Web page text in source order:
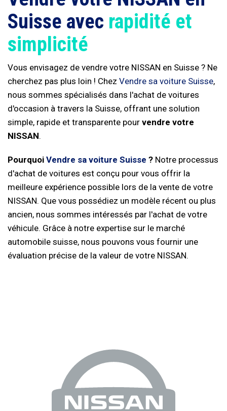
Suisse avec rapidité et
simplicité
Vous envisagez de vendre votre NISSAN en Suisse ? Ne
cherchez pas plus loin ! Chez Vendre sa voiture Suisse,
nous sommes spécialisés dans l'achat de voitures
d'occasion à travers la Suisse, offrant une solution
simple, rapide et transparente pour vendre votre
NISSAN.
Pourquoi Vendre sa voiture Suisse ? Notre processus
d'achat de voitures est conçu pour vous offrir la
meilleure expérience possible lors de la vente de votre
NISSAN. Que vous possédiez un modèle récent ou plus
ancien, nous sommes intéressés par l'achat de votre
véhicule. Grâce à notre expertise sur le marché
automobile suisse, nous pouvons vous fournir une
évaluation précise de la valeur de votre NISSAN.